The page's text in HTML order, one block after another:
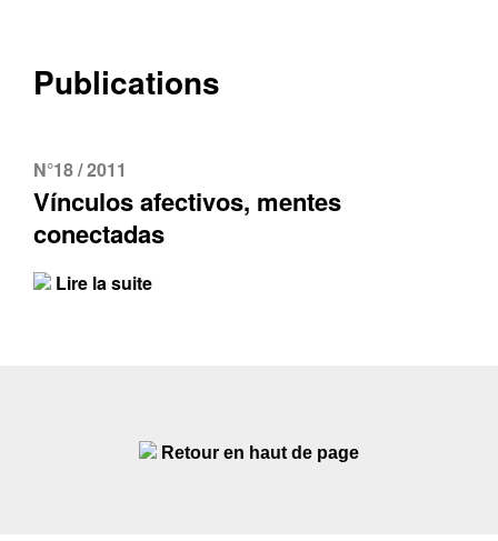
Publications
N°18 / 2011
Vínculos afectivos, mentes
conectadas
Lire la suite
Retour en haut de page